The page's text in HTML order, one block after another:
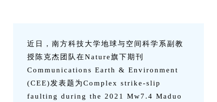
近日，南方科技大学地球与空间科学系副教
授陈克杰团队在Nature旗下期刊
Communications Earth & Environment
(CEE)发表题为Complex strike-slip
faulting during the 2021 Mw7.4 Maduo